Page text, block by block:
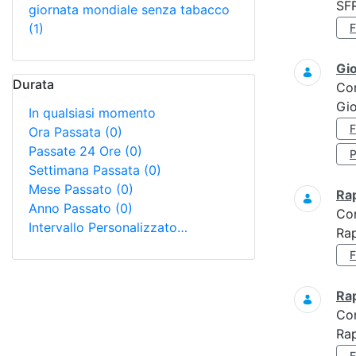
giornata mondiale senza tabacco
(1)
Durata
In qualsiasi momento
Ora Passata (0)
Passate 24 Ore (0)
Settimana Passata (0)
Mese Passato (0)
Anno Passato (0)
Intervallo Personalizzato…